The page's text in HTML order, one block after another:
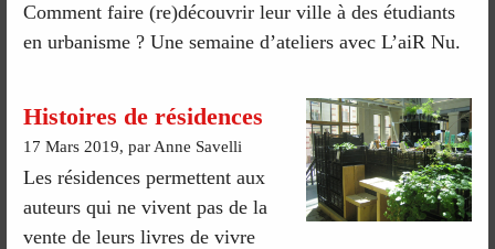
Comment faire (re)découvrir leur ville à des étudiants
en urbanisme ? Une semaine d’ateliers avec L’aiR Nu.
Histoires de résidences
17 Mars 2019, par Anne Savelli
Les résidences permettent aux
auteurs qui ne vivent pas de la
vente de leurs livres de vivre